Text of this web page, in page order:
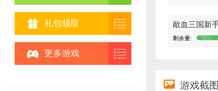
 礼包领取 
 更多游戏 
歃血三国新
剩余量:
 游戏截